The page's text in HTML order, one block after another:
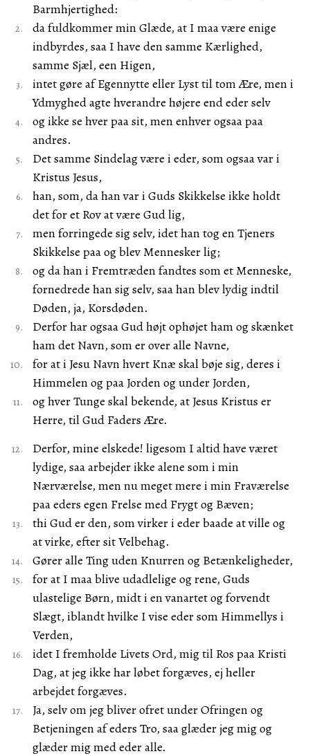
Barmhjertighed:
da fuldkommer min Glæde, at I maa være enige
indbyrdes, saa I have den samme Kærlighed,
samme Sjæl, een Higen,
intet gøre af Egennytte eller Lyst til tom Ære, men i
Ydmyghed agte hverandre højere end eder selv
og ikke se hver paa sit, men enhver ogsaa paa
andres.
Det samme Sindelag være i eder, som ogsaa var i
Kristus Jesus,
han, som, da han var i Guds Skikkelse ikke holdt
det for et Rov at være Gud lig,
men forringede sig selv, idet han tog en Tjeners
Skikkelse paa og blev Mennesker lig;
og da han i Fremtræden fandtes som et Menneske,
fornedrede han sig selv, saa han blev lydig indtil
Døden, ja, Korsdøden.
Derfor har ogsaa Gud højt ophøjet ham og skænket
ham det Navn, som er over alle Navne,
for at i Jesu Navn hvert Knæ skal bøje sig, deres i
Himmelen og paa Jorden og under Jorden,
og hver Tunge skal bekende, at Jesus Kristus er
Herre, til Gud Faders Ære.
Derfor, mine elskede! ligesom I altid have været
lydige, saa arbejder ikke alene som i min
Nærværelse, men nu meget mere i min Fraværelse
paa eders egen Frelse med Frygt og Bæven;
thi Gud er den, som virker i eder baade at ville og
at virke, efter sit Velbehag.
Gører alle Ting uden Knurren og Betænkeligheder,
for at I maa blive udadlelige og rene, Guds
ulastelige Børn, midt i en vanartet og forvendt
Slægt, iblandt hvilke I vise eder som Himmellys i
Verden,
idet I fremholde Livets Ord, mig til Ros paa Kristi
Dag, at jeg ikke har løbet forgæves, ej heller
arbejdet forgæves.
Ja, selv om jeg bliver ofret under Ofringen og
Betjeningen af eders Tro, saa glæder jeg mig og
glæder mig med eder alle.